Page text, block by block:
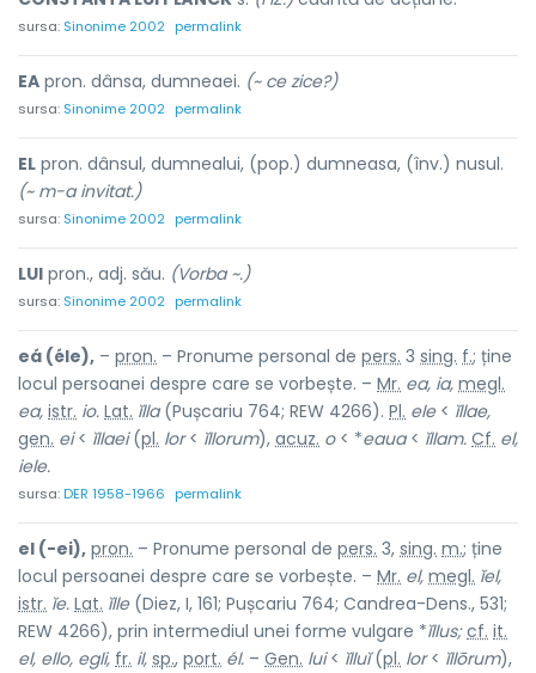
sursa: Sinonime 2002 permalink
EA pron. dânsa, dumneaei. (~ ce zice?)
sursa: Sinonime 2002 permalink
EL pron. dânsul, dumnealui, (pop.) dumneasa, (înv.) nusul.
(~ m-a invitat.)
sursa: Sinonime 2002 permalink
LUI pron., adj. său. (Vorba ~.)
sursa: Sinonime 2002 permalink
eá (éle), – pron. – Pronume personal de pers. 3 sing. f.; ține
locul persoanei despre care se vorbește. – Mr. ea, ia, megl.
ea, istr. io. Lat. ĭlla(Pușcariu 764; REW 4266). Pl. ele< ĭllae,
gen. ei< ĭllaei(pl. lor< ĭllorum), acuz. o< *eaua< ĭllam. Cf. el,
iele.
sursa:DER 1958-1966 permalink
el (-ei), pron. – Pronume personal de pers. 3, sing. m.; ține
locul persoanei despre care se vorbește. – Mr. el, megl. ĭel,
istr. ĭe. Lat. ĭlle(Diez, I, 161; Pușcariu 764; Candrea-Dens., 531;
REW 4266), prin intermediul unei forme vulgare *ĭllus; cf. it.
el, ello, egli, fr. il, sp., port. él. – Gen. lui< ĭlluĭ(pl. lor< ĭllōrum),